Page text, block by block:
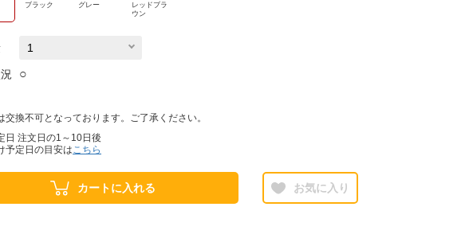
ブラック グレー
レッドブラ
ウン
○
交換不可となっております。ご了承ください。
日 注文日の1～10日後
予定日の目安はこちら
カートに入れる お気に入り